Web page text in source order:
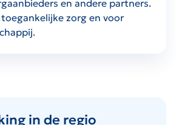
en andere partners.
zorg en voor
in de regio